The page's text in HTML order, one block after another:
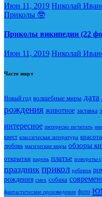
Июн 11, 2019 Николай
Приколы 🤓
Приколы википедии (22
Июн 11, 2019 Николай
Часто ищут
Новый год волшебные миры дата
рождения животное заставка
интересное интересно почитать
квест классическая литература красота
любовь магические миры обзоры
открытки парень платье повороты
праздник прикол ребенок
рождения смех собака
фантастические произведения фото